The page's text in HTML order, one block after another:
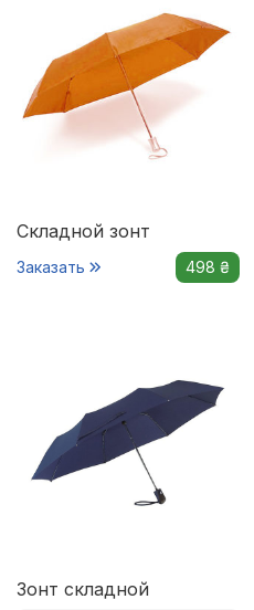
Складной зонт
Заказать 498 ₴
Зонт складной